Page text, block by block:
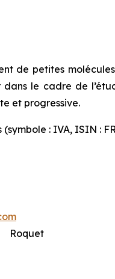
de petites
le cadre de
et progressive.
: IVA, ISIN :